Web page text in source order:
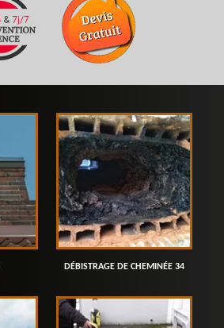
DÉBISTRAGE DE CHEMINÉE 34